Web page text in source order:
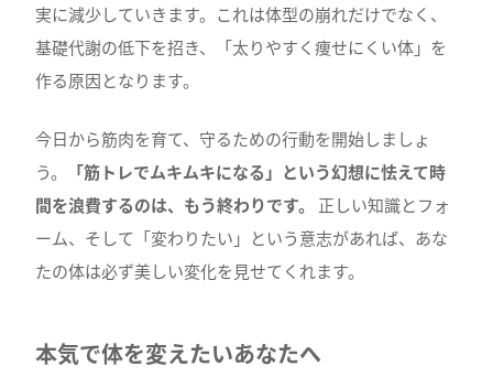
実に減少していきます。これは体型の崩れだけでなく、
基礎代謝の低下を招き、「太りやすく痩せにくい体」を
作る原因となります。
今日から筋肉を育て、守るための行動を開始しましょ
う。
「筋トレでムキムキになる」という幻想に怯えて時
間を浪費するのは、もう終わりです。
正しい知識とフォ
ーム、そして「変わりたい」という意志があれば、あな
たの体は必ず美しい変化を見せてくれます。
本気で体を変えたいあなたへ